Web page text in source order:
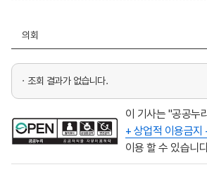
의회
조회 결과가 없습니다.
이 기사는 "공공누
+ 상업적 이용금지
이용 할 수 있습니